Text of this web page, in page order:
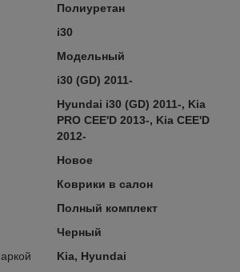
Полиуретан
i30
Модельный
i30 (GD) 2011-
Hyundai i30 (GD) 2011-, Kia
PRO CEE'D 2013-, Kia CEE'D
2012-
Новое
Коврики в салон
Полный комплект
Черный
Kia, Hyundai